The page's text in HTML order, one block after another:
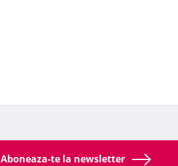
Aboneaza-te la newsletter